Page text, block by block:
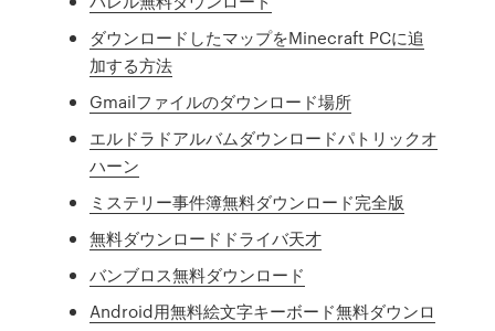
ダウンロードしたマップをMinecraft PCに追
加する方法
Gmailファイルのダウンロード場所
エルドラドアルバムダウンロードパトリックオ
ハーン
ミステリー事件簿無料ダウンロード完全版
無料ダウンロードドライバ天才
バンブロス無料ダウンロード
Android用無料絵文字キーボード無料ダウンロ